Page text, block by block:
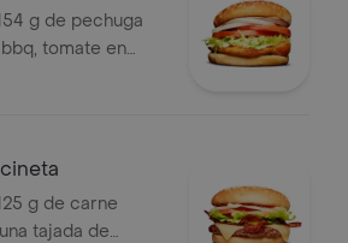
g de pechuga
tomate en
lechuga y
g de carne
tajada de